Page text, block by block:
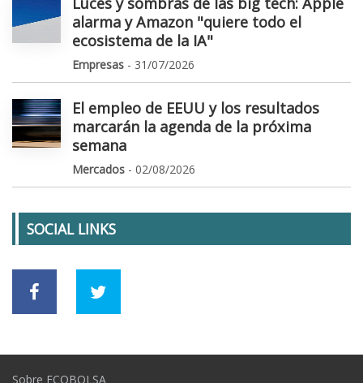
alarma y Amazon "quiere todo el
ecosistema de la IA"
Empresas - 31/07/2026
El empleo de EEUU y los resultados
marcarán la agenda de la próxima
semana
Mercados - 02/08/2026
SOCIAL LINKS
Sobre ECOBOLSA